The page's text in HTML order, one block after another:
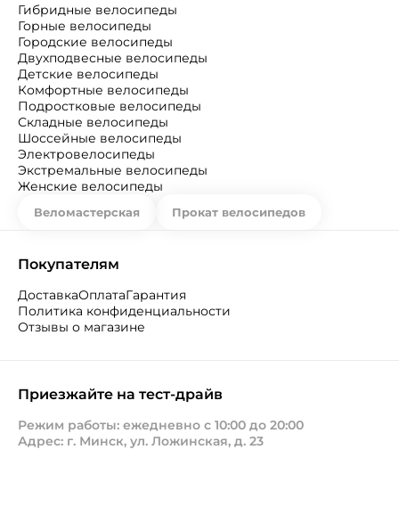
Гибридные велосипеды
Горные велосипеды
Городские велосипеды
Двухподвесные велосипеды
Детские велосипеды
Комфортные велосипеды
Подростковые велосипеды
Складные велосипеды
Шоссейные велосипеды
Электровелосипеды
Экстремальные велосипеды
Женские велосипеды
Веломастерская Прокат велосипедов
Покупателям
ДоставкаОплатаГарантия
Политика конфиденциальности
Отзывы о магазине
Приезжайте на тест-драйв
Режим работы: ежедневно с 10:00 до 20:00
Адрес: г. Минск, ул. Ложинская, д. 23